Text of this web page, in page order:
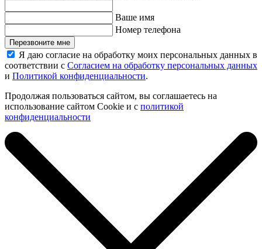
Ваше имя
Номер телефона
Перезвоните мне
Я даю согласие на обработку моих персональных данных в
соответствии с Согласием на обработку персональных данных
и Политикой конфиденциальности.
Продолжая пользоваться сайтом, вы соглашаетесь на
использование сайтом Cookie и с политикой
конфиденциальности